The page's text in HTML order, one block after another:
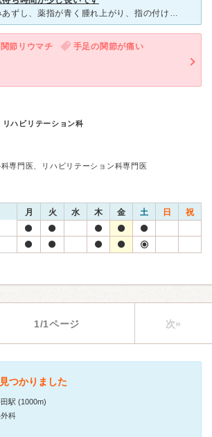
ハシゴから足を踏みあずし、薬指が青く腫れ上がり、指の付け根が痛いので受診。 平日の１５時半ぐらいに到着しました。 １０年ぶりぐらいだったので、問診票を記述。 その後、すぐに看護師さんが病
関節リウマチ
手足の関節が痛い
リハビリテーション科
専門医、リハビリテーション科専門医
月 火 水 木 金 土 日 祝
1/1ページ 次»
つかりました
駅 (1000m)
科